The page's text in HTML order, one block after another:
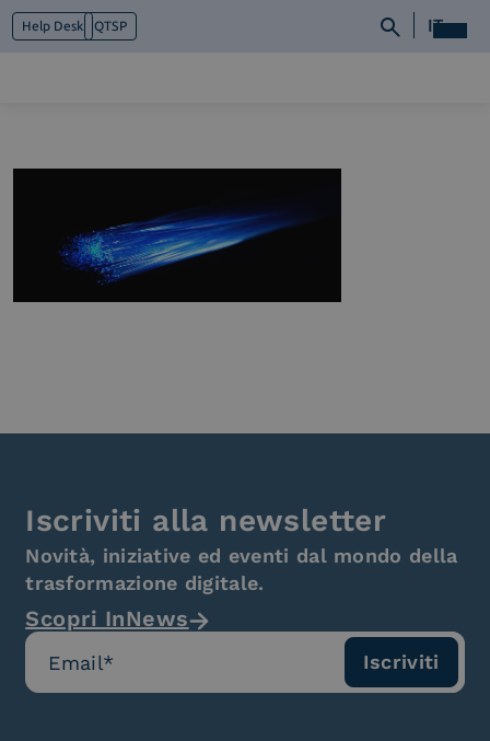
Help Desk QTSP IT
Piattaforme
Industry
News e Media
Contattaci
Iscriviti alla newsletter
Novità, iniziative ed eventi dal mondo della
trasformazione digitale.
Scopri InNews